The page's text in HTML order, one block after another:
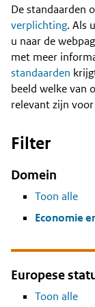
Content
De standaarden
verplichting. Als
u naar de
met meer
standaarden
beeld welke van
relevant zijn
Filter
Domein
Toon alle
Economie
Europese
Toon alle